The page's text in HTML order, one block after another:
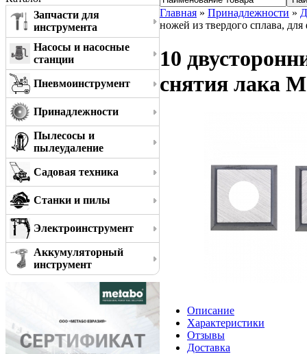
Запчасти для
инструмента
Насосы и насосные
станции
Пневмоинструмент
Принадлежности
Пылесосы и
пылеудаление
Садовая техника
Станки и пилы
Электроинструмент
Аккумуляторный
инструмент
Главная » Принадлежности »
ножей из твердого сплава,
10
снятия лака
Описание
Характеристики
Отзывы
Доставка